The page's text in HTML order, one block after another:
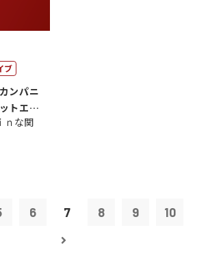
ブ
ンパニ
トエン
ｎな関
6 7 8 9 10